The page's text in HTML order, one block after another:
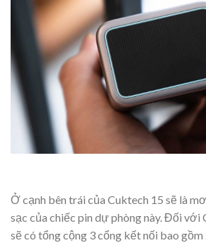
Ở cạnh bên trái của Cuktech 15 sẽ là
sạc của chiếc pin dự phòng này. Đối với
sẽ có tổng cộng 3 cổng kết nối bao gồm